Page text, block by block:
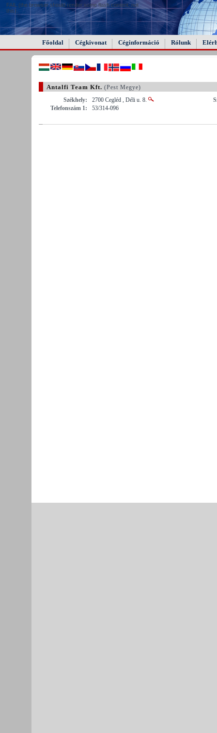
FAIL (the browser should render some flash content, not
this).
Főoldal Cégkivonat Céginformáció Rólunk
Antalfi Team Kft. (Pest Megye)
Székhely:
2700 Cegléd , Déli u. 8.
Telefonszám 1:
53/314-096